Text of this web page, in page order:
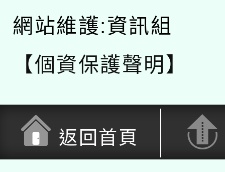
網站維護:資訊組
【個資保護聲明】
返回首頁